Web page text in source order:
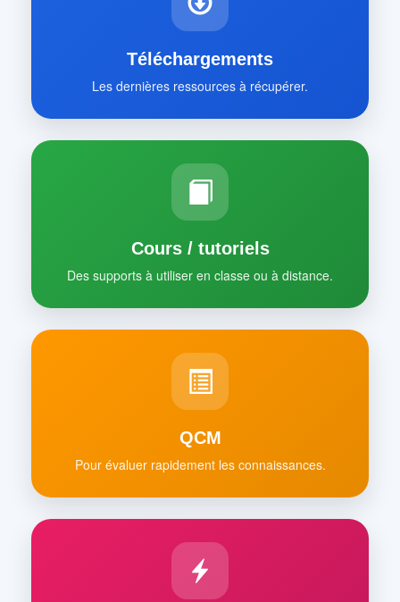
Téléchargements
Les dernières ressources à récupérer.
Cours / tutoriels
Des supports à utiliser en classe ou à distance.
QCM
Pour évaluer rapidement les connaissances.